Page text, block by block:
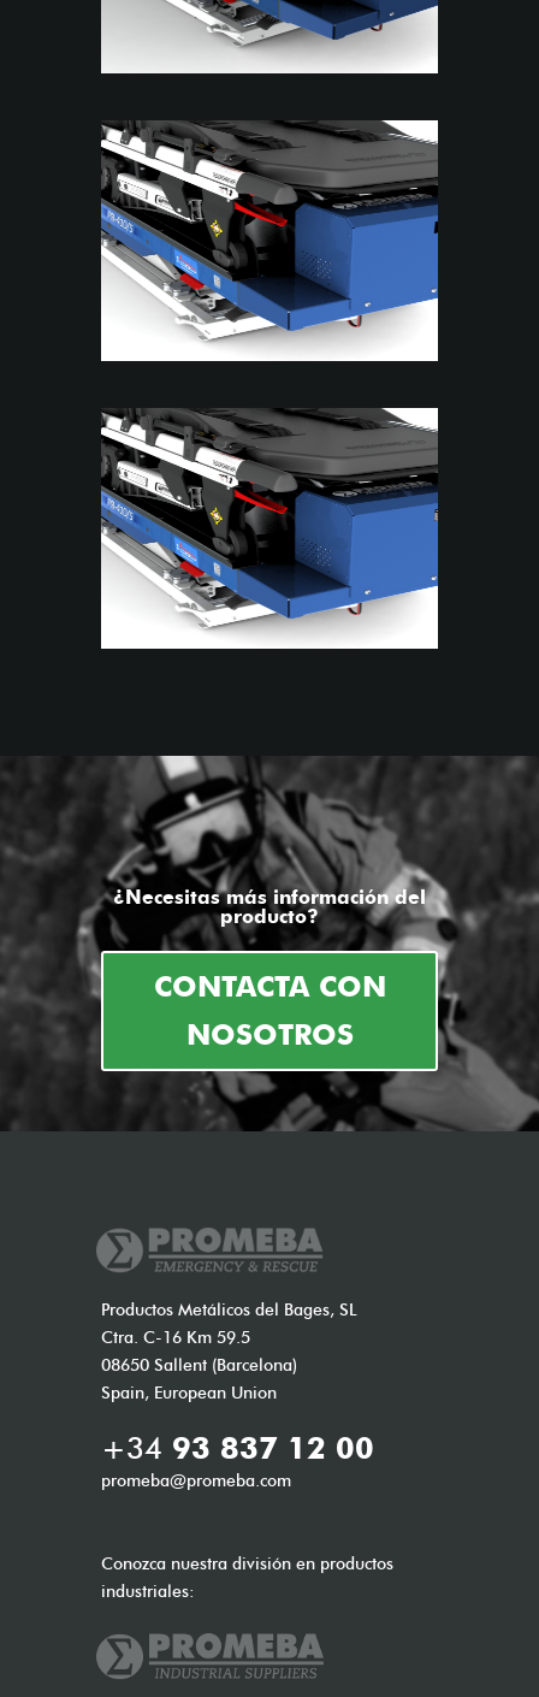
¿Necesitas más información del
producto?
CONTACTA CON
NOSOTROS
Productos Metálicos del Bages, SL
Ctra. C-16 Km 59.5
08650 Sallent (Barcelona)
Spain, European Union
+34 93 837 12 00
promeba@promeba.com
Conozca nuestra división en productos
industriales: